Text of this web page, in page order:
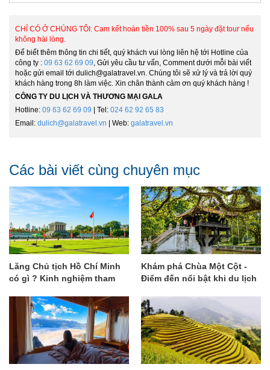
CHỈ CÓ Ở CHÚNG TÔI: Cam kết hoàn tiền 100% sau 5 ngày đặt tour nếu
không hài lòng.
Để biết thêm thông tin chi tiết, quý khách vui lòng liên hệ tới Hotline của
công ty : 09 63 62 69 09 , Gửi yêu cầu tư vấn, Comment dưới mỗi bài viết
hoặc gửi email tới dulich@galatravel.vn. Chúng tôi sẽ xử lý và trả lời quý
khách hàng trong 8h làm việc. Xin chân thành cảm ơn quý khách hàng !
CÔNG TY DU LỊCH VÀ THƯƠNG MẠI GALA
Hotline: 09 63 62 69 09 | Tel: 024 62 92 65 83
Email: dulich@galatravel.vn | Web: galatravel.vn
Các bài viết cùng chuyên mục
Lăng Chủ tịch Hồ Chí Minh
có gì ? Kinh nghiệm tham
Khám phá Chùa Một Cột -
Điểm đến nổi bật khi du lịch